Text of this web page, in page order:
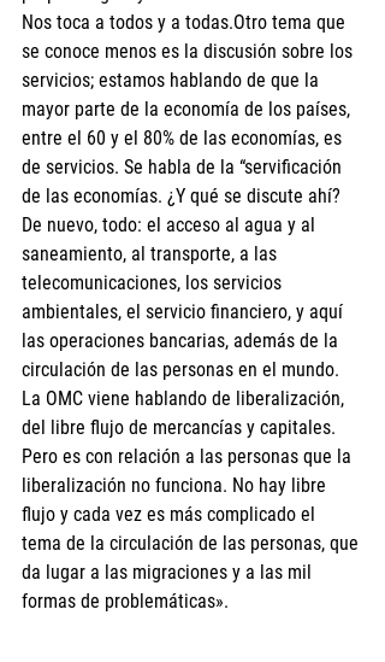
Nos toca a todos y a todas.Otro tema que
se conoce menos es la discusión sobre los
servicios; estamos hablando de que la
mayor parte de la economía de los países,
entre el 60 y el 80% de las economías, es
de servicios. Se habla de la “servificación
de las economías. ¿Y qué se discute ahí?
De nuevo, todo: el acceso al agua y al
saneamiento, al transporte, a las
telecomunicaciones, los servicios
ambientales, el servicio financiero, y aquí
las operaciones bancarias, además de la
circulación de las personas en el mundo.
La OMC viene hablando de liberalización,
del libre flujo de mercancías y capitales.
Pero es con relación a las personas que la
liberalización no funciona. No hay libre
flujo y cada vez es más complicado el
tema de la circulación de las personas, que
da lugar a las migraciones y a las mil
formas de problemáticas».